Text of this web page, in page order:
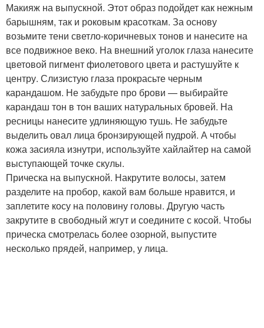
Макияж на выпускной. Этот образ подойдет как нежным
барышням, так и роковым красоткам. За основу
возьмите тени светло-коричневых тонов и нанесите на
все подвижное веко. На внешний уголок глаза нанесите
цветовой пигмент фиолетового цвета и растушуйте к
центру. Слизистую глаза прокрасьте черным
карандашом. Не забудьте про брови — выбирайте
карандаш тон в тон ваших натуральных бровей. На
ресницы нанесите удлиняющую тушь. Не забудьте
выделить овал лица бронзирующей пудрой. А чтобы
кожа засияла изнутри, используйте хайлайтер на самой
выступающей точке скулы.
Прическа на выпускной. Накрутите волосы, затем
разделите на пробор, какой вам больше нравится, и
заплетите косу на половину головы. Другую часть
закрутите в свободный жгут и соедините с косой. Чтобы
прическа смотрелась более озорной, выпустите
несколько прядей, например, у лица.